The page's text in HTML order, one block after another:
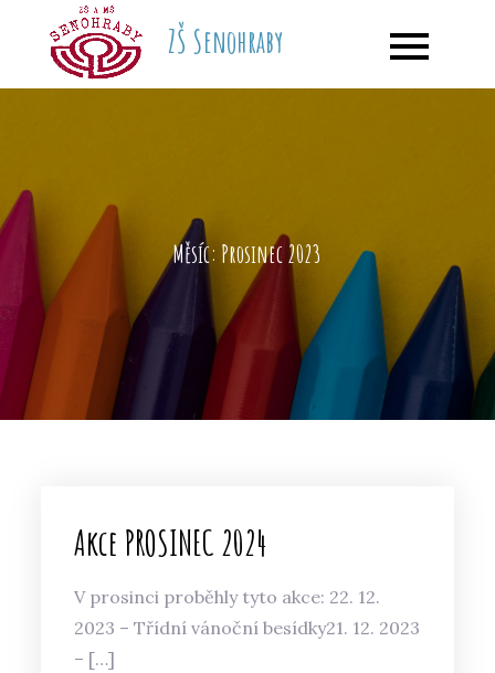
content
ZŠ Senohraby
Měsíc: Prosinec 2023
Akce PROSINEC 2024
V prosinci proběhly tyto akce: 22. 12.
2023 – Třídní vánoční besídky21. 12. 2023
– […]